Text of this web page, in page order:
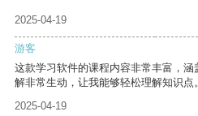
2025-04-19
游客
这款学习软件的课程内容非常丰富，
解非常生动，让我能够轻松理解知识点。
2025-04-19